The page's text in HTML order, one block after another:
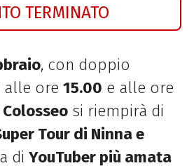
TERMINATO
, con doppio
ore 15.00 e alle ore
si riempirà di
Tour di Ninna e
di YouTuber più amata